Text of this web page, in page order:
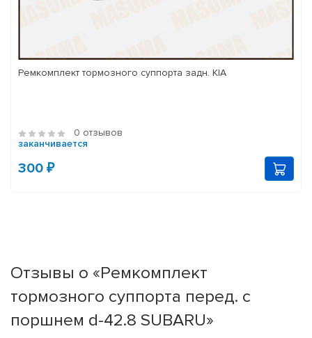
Ремкомплект тормозного суппорта задн. KIA
0 отзывов
заканчивается
300 ₽
Отзывы о «Ремкомплект
тормозного суппорта перед. с
поршнем d-42.8 SUBARU»